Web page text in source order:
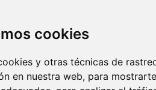
cookies
y otras técnicas de
en nuestra web, para